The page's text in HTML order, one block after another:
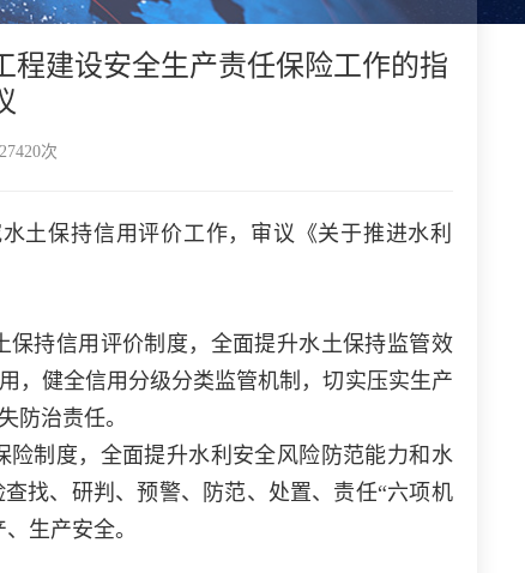
程建设安全生产责任保险工作的指
次
土保持信用评价工作，审议《关于推进水利
持信用评价制度，全面提升水土保持监管效
，健全信用分级分类监管机制，切实压实生产
防治责任。
险制度 ，全面提升水利安全风险防范能力和水
找、研判、预警、防范、处置、责任“六项机
生产安全。